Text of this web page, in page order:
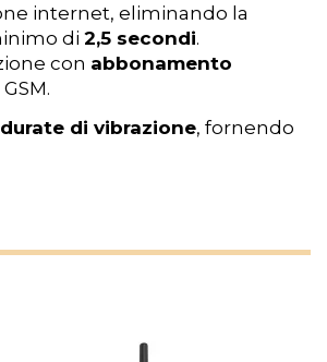
internet, eliminando la
di 2,5 secondi.
con abbonamento
di vibrazione, fornendo